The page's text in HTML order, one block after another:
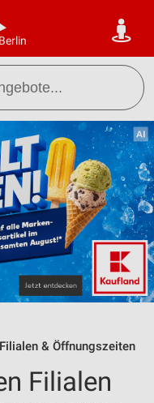
Berlin
& Öffnungszeiten
Filialen